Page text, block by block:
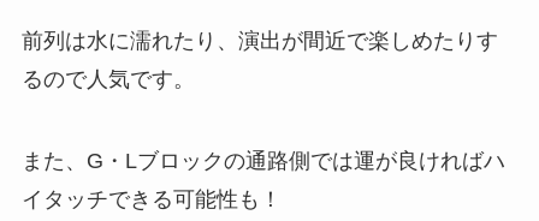
前列は水に濡れたり、演出が間近で楽しめたりす
るので人気です。
また、G・Lブロックの通路側では運が良ければハ
イタッチできる可能性も！